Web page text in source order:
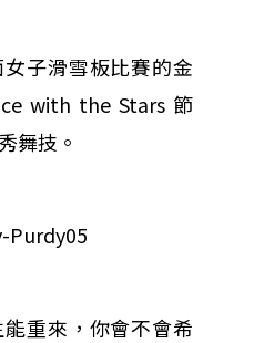
子滑雪板比賽的金
with the Stars 節
舞技。
重來，你會不會希